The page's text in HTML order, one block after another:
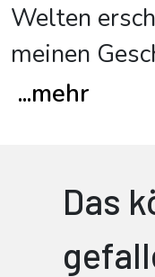
Welten
meinen
...mehr
Das